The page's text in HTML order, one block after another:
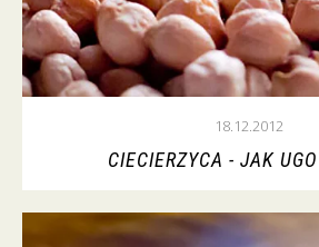
18.12.2012
CIECIERZYCA - JAK